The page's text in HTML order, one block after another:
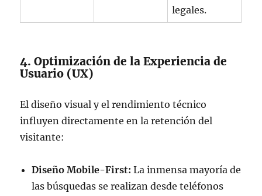
legales.
4. Optimización de la Experiencia de
Usuario (UX)
El diseño visual y el rendimiento técnico
influyen directamente en la retención del
visitante:
Diseño Mobile-First: La inmensa mayoría de
las búsquedas se realizan desde teléfonos